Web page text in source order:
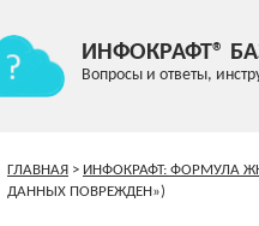
ИНФОКРАФТ®
Вопросы и ответы,
ГЛАВНАЯ > ИНФОКРАФТ: ФОРМУЛА
ДАННЫХ ПОВРЕЖДЕН»)